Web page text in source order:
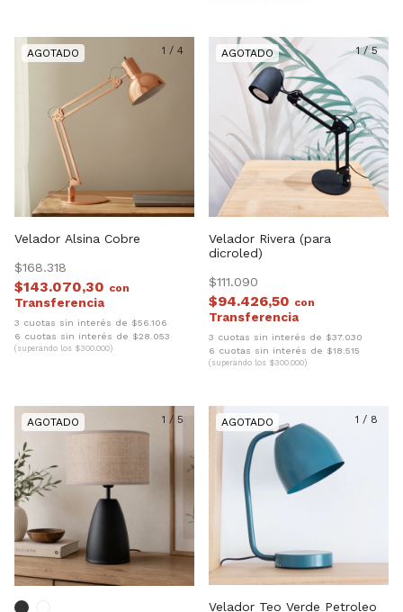
1 / 4
Velador Alsina Cobre
$168.318
$143.070,30 con
3 cuotas sin interés de $56.106
6 cuotas sin interés de $28.053
(superando los $300.000)
1/5
Velador Rivera (para
dicroled)
$111.090
$94.426,50 con
3 cuotas sin interés de $37.030
6 cuotas sin interés de $18.515
(superando los $300.000)
1 / 5 1 / 8
Velador Teo Verde Petroleo